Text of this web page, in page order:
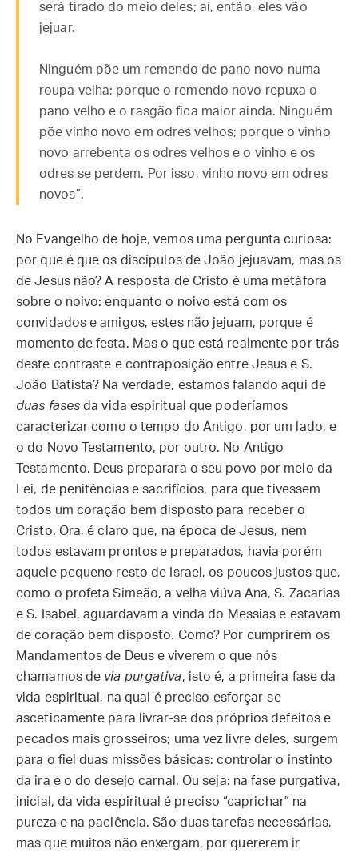
será tirado do meio deles; aí, então, eles vão
jejuar.
Ninguém põe um remendo de pano novo numa
roupa velha; porque o remendo novo repuxa o
pano velho e o rasgão fica maior ainda. Ninguém
põe vinho novo em odres velhos; porque o vinho
novo arrebenta os odres velhos e o vinho e os
odres se perdem. Por isso, vinho novo em odres
novos”.
No Evangelho de hoje, vemos uma pergunta curiosa:
por que é que os discípulos de João jejuavam, mas os
de Jesus não? A resposta de Cristo é uma metáfora
sobre o noivo: enquanto o noivo está com os
convidados e amigos, estes não jejuam, porque é
momento de festa. Mas o que está realmente por trás
deste contraste e contraposição entre Jesus e S.
João Batista? Na verdade, estamos falando aqui de
duas fases da vida espiritual que poderíamos
caracterizar como o tempo do Antigo, por um lado, e
o do Novo Testamento, por outro. No Antigo
Testamento, Deus preparara o seu povo por meio da
Lei, de penitências e sacrifícios, para que tivessem
todos um coração bem disposto para receber o
Cristo. Ora, é claro que, na época de Jesus, nem
todos estavam prontos e preparados, havia porém
aquele pequeno resto de Israel, os poucos justos que,
como o profeta Simeão, a velha viúva Ana, S. Zacarias
e S. Isabel, aguardavam a vinda do Messias e estavam
de coração bem disposto. Como? Por cumprirem os
Mandamentos de Deus e viverem o que nós
chamamos de via purgativa, isto é, a primeira fase da
vida espiritual, na qual é preciso esforçar-se
asceticamente para livrar-se dos próprios defeitos e
pecados mais grosseiros; uma vez livre deles, surgem
para o fiel duas missões básicas: controlar o instinto
da ira e o do desejo carnal. Ou seja: na fase purgativa,
inicial, da vida espiritual é preciso “caprichar” na
pureza e na paciência. São duas tarefas necessárias,
mas que muitos não enxergam, por quererem ir